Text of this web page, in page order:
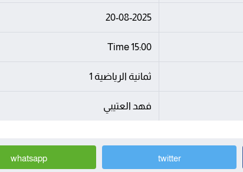
20-08-2025
15:00 Time
ثمانية الرياضية 1
فهد العتيبي
twitter
whatsapp